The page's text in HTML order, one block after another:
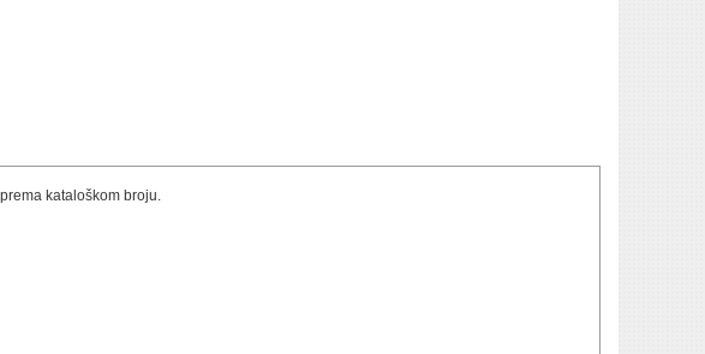
kataloškom broju.